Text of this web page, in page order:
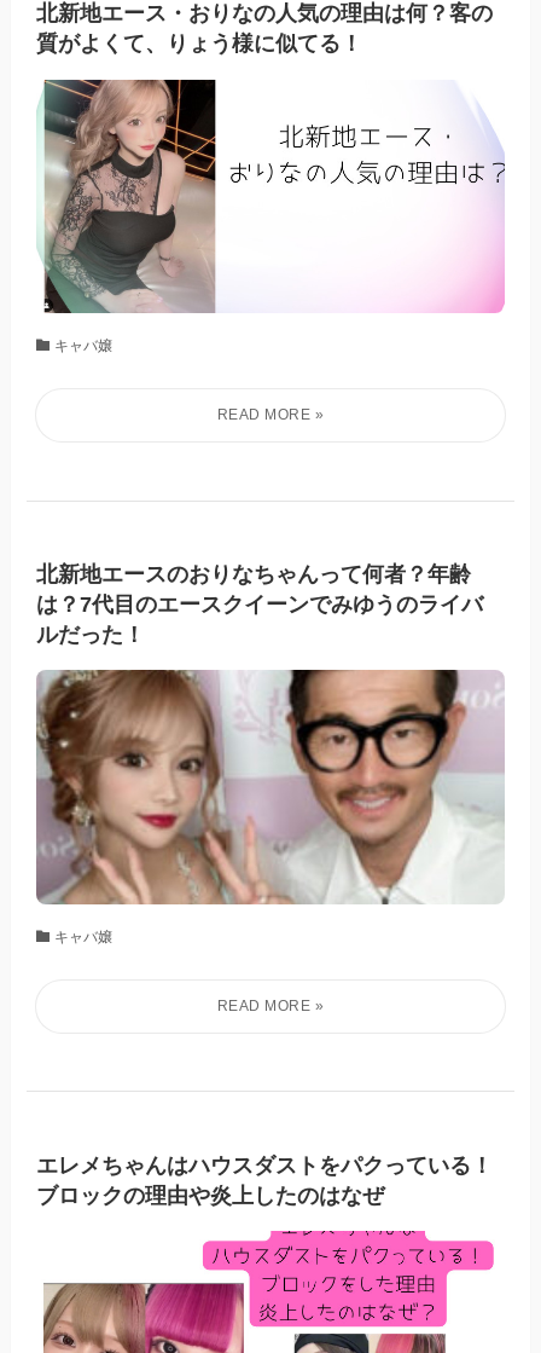
北新地エース・おりなの人気の理由は何？客の
質がよくて、りょう様に似てる！
キャバ嬢
北新地エースのおりなちゃんって何者？年齢
は？7代目のエースクイーンでみゆうのライバ
ルだった！
キャバ嬢
エレメちゃんはハウスダストをパクっている！
ブロックの理由や炎上したのはなぜ